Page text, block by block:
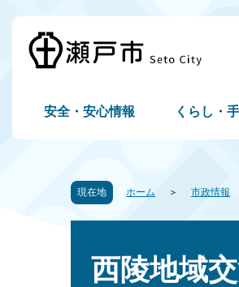
安全・安心情報 くらし・
現在地 ホーム 市政情報
西陵地域